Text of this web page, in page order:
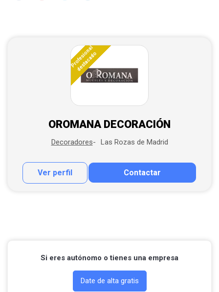
Profesional
destacado
OROMANA DECORACIÓN
Decoradores Las Rozas de Madrid
Ver perfil Contactar
Contactar por correo
Si eres autónomo o tienes una empresa
Date de alta gratis